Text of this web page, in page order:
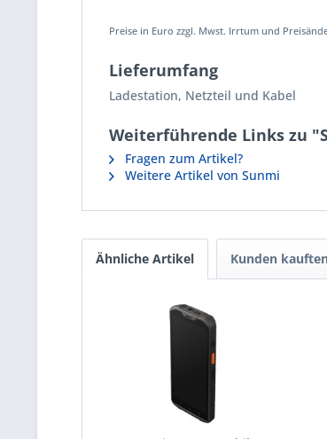
Preise in Euro zzgl. Mwst. Irrtum und
Lieferumfang
Ladestation, Netzteil und Kabel
Weiterführende Links zu
Fragen zum Artikel?
Weitere Artikel von Sunmi
Ähnliche Artikel Kunden